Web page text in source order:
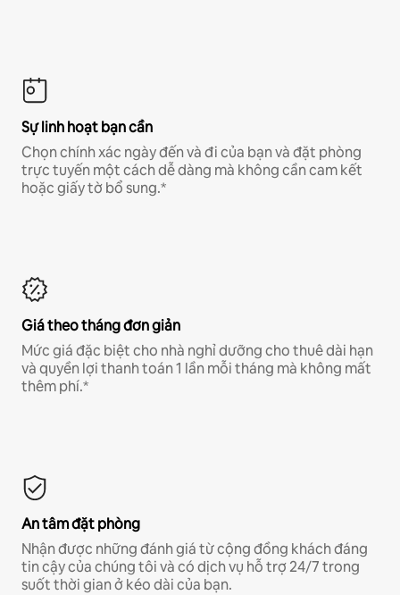
Sự linh hoạt bạn cần
Chọn chính xác ngày đến và đi của bạn và đặt phòng
trực tuyến một cách dễ dàng mà không cần cam kết
hoặc giấy tờ bổ sung.*
Giá theo tháng đơn giản
Mức giá đặc biệt cho nhà nghỉ dưỡng cho thuê dài hạn
và quyền lợi thanh toán 1 lần mỗi tháng mà không mất
thêm phí.*
An tâm đặt phòng
Nhận được những đánh giá từ cộng đồng khách đáng
tin cậy của chúng tôi và có dịch vụ hỗ trợ 24/7 trong
suốt thời gian ở kéo dài của bạn.